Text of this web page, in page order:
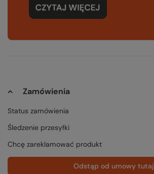
Zamówienia
Status zamówienia
Śledzenie przesyłki
Chcę zareklamować produkt
Odstąp od umowy tutaj